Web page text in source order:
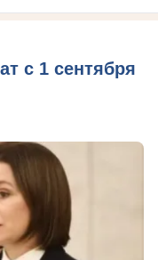
с 1 сентября